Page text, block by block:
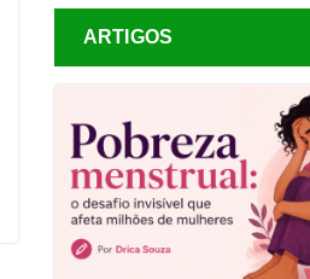
ARTIGOS